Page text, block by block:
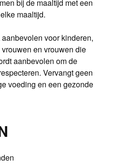
bij de maaltijd met een
maaltijd.
voor kinderen,
en vrouwen die
aanbevolen om de
Vervangt geen
voeding en een gezonde